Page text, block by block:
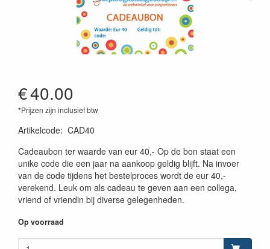
€40.00
*Prijzen zijn inclusief btw
Artikelcode: CAD40
Cadeaubon ter waarde van eur 40,- Op de bon staat een
unike code die een jaar na aankoop geldig blijft. Na invoer
van de code tijdens het bestelproces wordt de eur 40,-
verekend. Leuk om als cadeau te geven aan een collega,
vriend of vriendin bij diverse gelegenheden.
Op voorraad